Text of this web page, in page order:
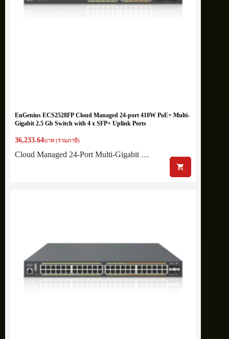
EnGenius ECS2528FP Cloud Managed 24-port 410W PoE+ Multi-
Gigabit 2.5 Gb Switch with 4 x SFP+ Uplink Ports
36,233.64บาท (รวมภาษี)
Cloud Managed 24-Port Multi-Gigabit …